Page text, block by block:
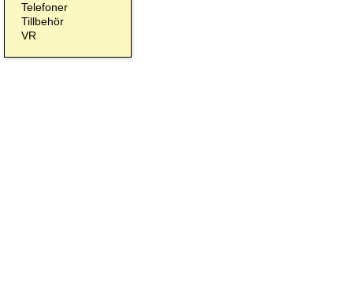
Telefoner
Tillbehör
VR